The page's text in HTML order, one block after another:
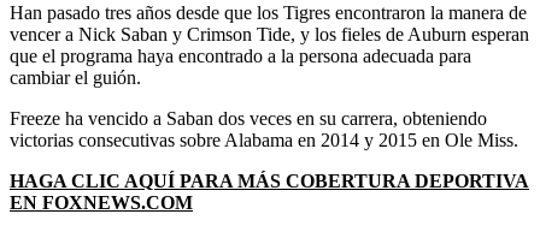
Han pasado tres años desde que los Tigres encontraron la manera de
vencer a Nick Saban y Crimson Tide, y los fieles de Auburn esperan
que el programa haya encontrado a la persona adecuada para
cambiar el guión.
Freeze ha vencido a Saban dos veces en su carrera, obteniendo
victorias consecutivas sobre Alabama en 2014 y 2015 en Ole Miss.
HAGA CLIC AQUÍ PARA MÁS COBERTURA DEPORTIVA
EN FOXNEWS.COM